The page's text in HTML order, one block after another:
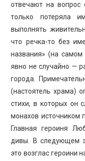
отвечают на
только потеряла
выполнять
что речка-то без
названия» (на самом
явно не случайно —
города.
(настоятель храма)
стихи, в которых он
монахов источником
Главная героиня
дивы. В следующем
это возглас героини